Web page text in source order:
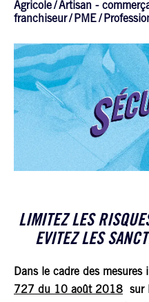
Agricole
Artisan -
franchiseur
PME
LIMITEZ LES
EVITEZ LES
Dans le cadre des mesures
727 du 10 août 2018 sur